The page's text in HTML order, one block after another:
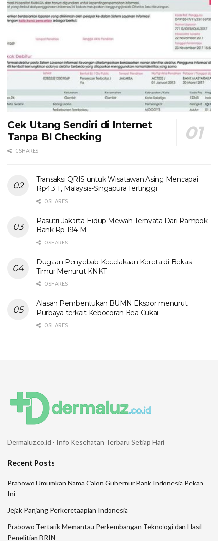
Cek Utang Sendiri di Internet
Tanpa BI Checking
0 SHARES
Transaksi QRIS untuk Wisatawan Asing Mencapai
Rp4,3 T, Malaysia-Singapura Tertinggi
0 SHARES
Pasutri Jakarta Hidup Mewah Ternyata Dari Rampok
Bank Rp 194 M
0 SHARES
Dugaan Penyebab Kecelakaan Kereta di Bekasi
Timur Menurut KNKT
0 SHARES
Alasan Pembentukan BUMN Ekspor menurut
Purbaya terkait Kebocoran Bea Cukai
0 SHARES
Dermaluz.co.id - Info Kesehatan Terbaru Setiap Hari
Recent Posts
Prabowo Umumkan Nama Calon Gubernur Bank Indonesia Pekan
Ini
Jejak Panjang Perkeretaapian Indonesia
Prabowo Tertarik Memantau Perkembangan Teknologi dan Hasil
Penelitian BRIN